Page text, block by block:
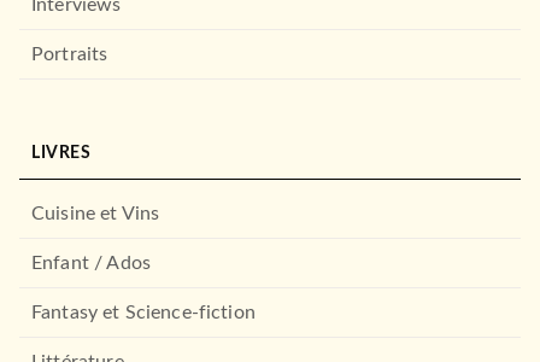
POLAR
Interviews
Portraits
LIVRES
Cuisine et Vins
Enfant / Ados
Fantasy et Science-fiction